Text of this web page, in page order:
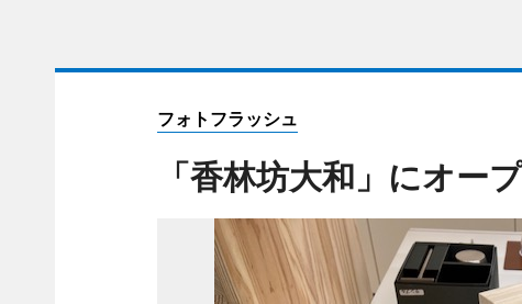
フォトフラッシュ
「香林坊大和」にオー